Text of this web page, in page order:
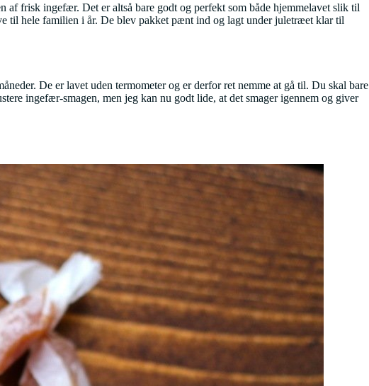
af frisk ingefær. Det er altså bare godt og perfekt som både hjemmelavet slik til
til hele familien i år. De blev pakket pænt ind og lagt under juletræet klar til
De er lavet uden termometer og er derfor ret nemme at gå til. Du skal bare
ingefær-smagen, men jeg kan nu godt lide, at det smager igennem og giver